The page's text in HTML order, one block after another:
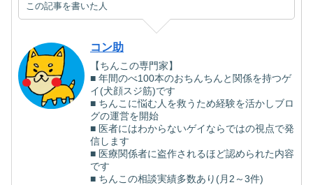
この記事を書いた人
コン助
【ちんこの専門家】
■ 年間のべ100本のおちんちんと関係を持つゲ
イ(犬顔スジ筋)です
■ ちんこに悩む人を救うため経験を活かしブロ
グの運営を開始
■ 医者にはわからないゲイならではの視点で発
信します
■ 医療関係者に盗作されるほど認められた内容
です
■ ちんこの相談実績多数あり(月2～3件)